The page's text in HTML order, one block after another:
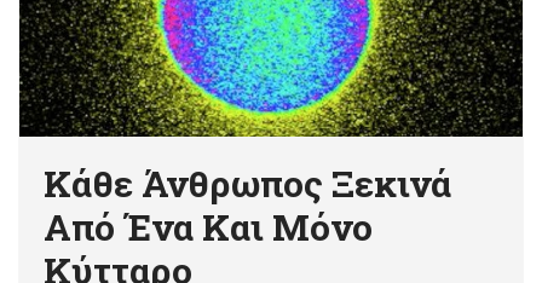
Κάθε Άνθρωπος Ξεκινά
Από Ένα Και Μόνο
Κύτταρο